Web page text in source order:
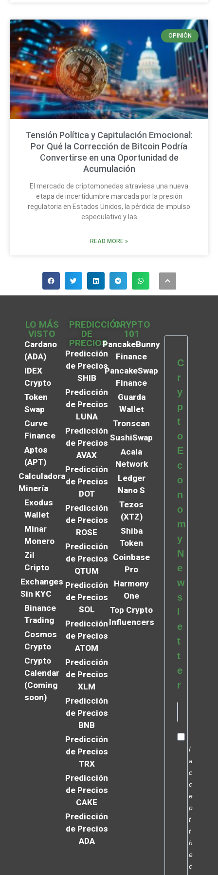
OPINIÓN
Tensión Política y Capitulación Emocional:
Por Qué la Corrección de Bitcoin Podría
Convertirse en una Oportunidad de
Acumulación
El mercado de criptomonedas atraviesa una nueva
etapa de incertidumbre marcada por la presión
regulatoria en Estados Unidos, la pérdida de impulso
especulativo y las
READ MORE »
LO MÁS
VISTO
Cardano
(ADA)
IDEX
Crypto
Token
Swap
Curve
Finance
Aptos
(APT)
Calculadora
Minería
Exodus
Wallet
Minar
Monero
Zil
Cripto
Exchanges
Sin KYC
Binance
Trading
Cosmos
Crypto
Crypto
Calendar
(Coming
soon)
PREDICCIÓN
DE
PRECIOS
Predicción
de Precios
SHIB
Predicción
de Precios
LUNA
Predicción
de Precios
AVAX
Predicción
de Precios
DOT
Predicción
de Precios
ROSE
Predicción
de Precios
QTUM
Predicción
de Precios
SOL
Predicción
de Precios
ATOM
Predicción
de Precios
XLM
Predicción
de Precios
BNB
Predicción
de Precios
TRX
Predicción
de Precios
CAKE
Predicción
de Precios
ADA
CRYPTO
101
PancakeBunny
Finance
PancakeSwap
Finance
Guarda
Wallet
Tronscan
SushiSwap
Acala
Network
Ledger
Nano S
Tezos
(XTZ)
Shiba
Token
Coinbase
Pro
Harmony
One
Top Crypto
Influencers
C
r
y
p
t
o
E
c
o
n
o
m
y
N
e
w
s
e
t
t
e
r
I
a
c
c
e
p
t
t
h
e
c